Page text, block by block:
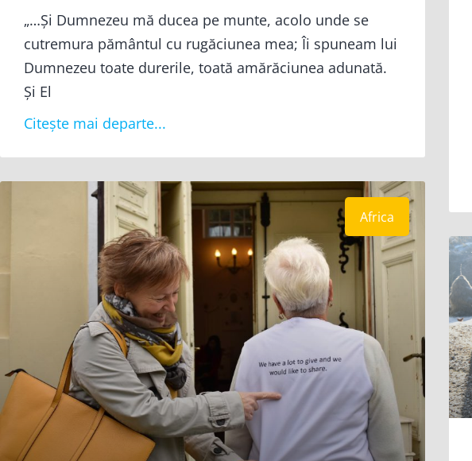
„…Și Dumnezeu mă ducea pe munte, acolo unde se
cutremura pământul cu rugăciunea mea; Îi spuneam lui
Dumnezeu toate durerile, toată amărăciunea adunată.
Și El
Citește mai departe...
Africa